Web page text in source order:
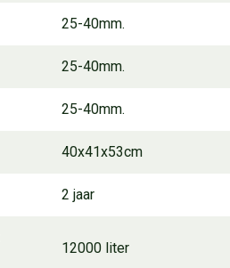
25-40mm.
25-40mm.
25-40mm.
40x41x53cm
2 jaar
12000 liter